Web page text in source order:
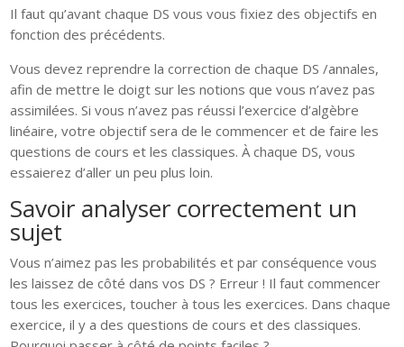
Il faut qu’avant chaque DS vous vous fixiez des objectifs en
fonction des précédents.
Vous devez reprendre la correction de chaque DS /annales,
afin de mettre le doigt sur les notions que vous n’avez pas
assimilées. Si vous n’avez pas réussi l’exercice d’algèbre
linéaire, votre objectif sera de le commencer et de faire les
questions de cours et les classiques. À chaque DS, vous
essaierez d’aller un peu plus loin.
Savoir analyser correctement un
sujet
Vous n’aimez pas les probabilités et par conséquence vous
les laissez de côté dans vos DS ? Erreur ! Il faut commencer
tous les exercices, toucher à tous les exercices. Dans chaque
exercice, il y a des questions de cours et des classiques.